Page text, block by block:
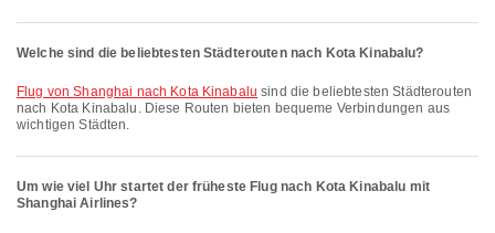
Welche sind die beliebtesten Städterouten nach Kota Kinabalu?
Flug von Shanghai nach Kota Kinabalu sind die beliebtesten Städterouten
nach Kota Kinabalu. Diese Routen bieten bequeme Verbindungen aus
wichtigen Städten.
Um wie viel Uhr startet der früheste Flug nach Kota Kinabalu mit
Shanghai Airlines?